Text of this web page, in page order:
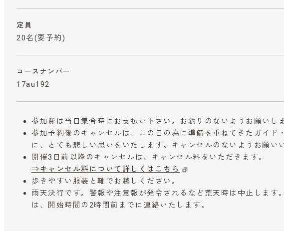
定員
20名(要予約)
コースナンバー
17au192
参加費は当日集合時にお支払い下さい。お釣りのないようお願いし
参加予約後のキャンセルは、この日の為に準備を重ねてきたガイド
に、とても悲しい思いをいたします。キャンセルのないようお願い
開催3日前以降のキャンセルは、キャンセル料をいただきます。
⇒キャンセル料について詳しくはこちら
歩きやすい服装と靴でお越しください。
雨天決行です。警報や注意報が発令されるなど荒天時は中止します
は、開始時間の2時間前までに連絡いたします。